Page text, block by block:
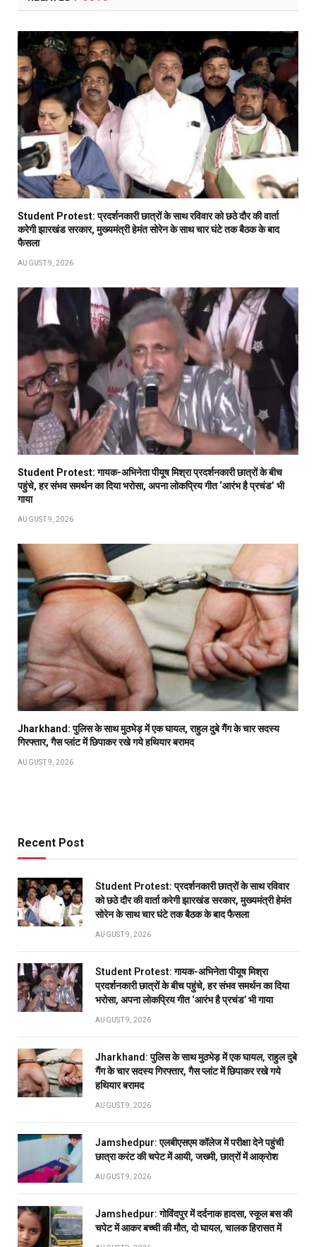
Student Protest: प्रदर्शनकारी छात्रों के साथ रविवार को छठे दौर की वार्ता
करेगी झारखंड सरकार, मुख्यमंत्री हेमंत सोरेन के साथ चार घंटे तक बैठक के बाद
फैसला
AUGUST 9, 2026
Student Protest: गायक-अभिनेता पीयूष मिश्रा प्रदर्शनकारी छात्रों के बीच
पहुंचे, हर संभव समर्थन का दिया भरोसा, अपना लोकप्रिय गीत ‘आरंभ है प्रचंड’ भी
गाया
AUGUST 9, 2026
Jharkhand: पुलिस के साथ मुठभेड़ में एक घायल, राहुल दुबे गैंग के चार सदस्य
गिरफ्तार, गैस प्लांट में छिपाकर रखे गये हथियार बरामद
AUGUST 9, 2026
Recent Post
Student Protest: प्रदर्शनकारी छात्रों के साथ रविवार
को छठे दौर की वार्ता करेगी झारखंड सरकार, मुख्यमंत्री हेमंत
सोरेन के साथ चार घंटे तक बैठक के बाद फैसला
AUGUST 9, 2026
Student Protest: गायक-अभिनेता पीयूष मिश्रा
प्रदर्शनकारी छात्रों के बीच पहुंचे, हर संभव समर्थन का दिया
भरोसा, अपना लोकप्रिय गीत ‘आरंभ है प्रचंड’ भी गाया
AUGUST 9, 2026
Jharkhand: पुलिस के साथ मुठभेड़ में एक घायल, राहुल दुबे
गैंग के चार सदस्य गिरफ्तार, गैस प्लांट में छिपाकर रखे गये
हथियार बरामद
AUGUST 9, 2026
Jamshedpur: एलबीएसएम कॉलेज में परीक्षा देने पहुंची
छात्रा करंट की चपेट में आयी, जख्मी, छात्रों में आक्रोश
AUGUST 9, 2026
Jamshedpur: गोविंदपुर में दर्दनाक हादसा, स्कूल बस की
चपेट में आकर बच्ची की मौत, दो घायल, चालक हिरासत में